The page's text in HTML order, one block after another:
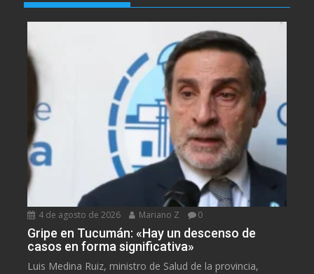
4 de agosto de 2026 Mariano Z 0
Gripe en Tucumán: «Hay un descenso de
casos en forma significativa»
Luis Medina Ruiz, ministro de Salud de la provincia,